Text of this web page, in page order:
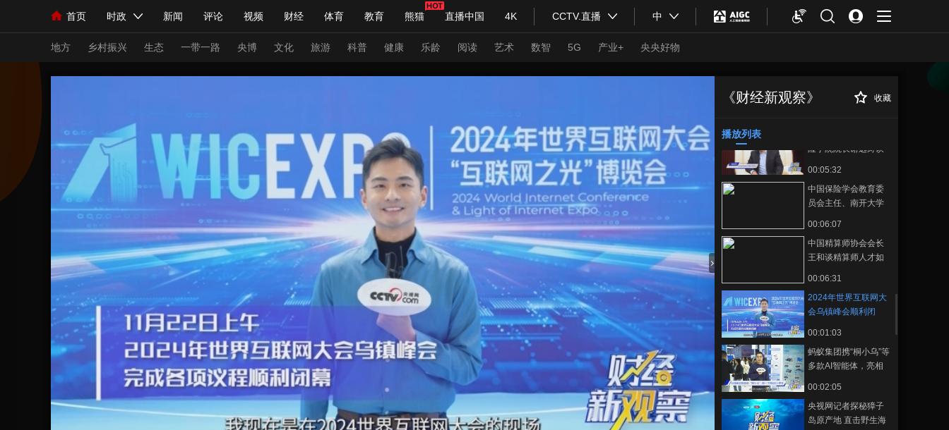
首页 时政 新闻 评论 视频 财经 体育 教育 熊猫 直播中国 4K CCTV.直播 中
人民领袖习近平 联播+ 中国领导人 央视快评 习式妙语 热解读 天天学习
直播 栏目大全 节目单 听音 微视频 主持人 下载央视影音
海外频道 iPanda English Монгол
地方 乡村振兴 生态 一带一路 央博 文化 旅游 科普 健康 乐龄 阅读 艺术 数智 5G 产业+ 央央好物
新闻 国际 评论 经济 军事 科技 法治 文娱 人物 公益 图片
人民领袖习近平 联播+ 热解读 天天学习 习式妙语 央视快评 央视网评 光华锐评 锋面
视频 小央直播 直播中国 熊猫频道 VR/AR 4K专区 全景新闻
前线 比划 快看 蓝海中国 新兵请入列 人生第一次 人生第二次
体育 竞猜 2026年世界杯 2026年冬奥会 CBA NBA 中超 国足 综合体育 亚冬会
VIP会员 CCTV奥林匹克频道 生活体育大会 体育江湖 文化体育 冰雪道路 足球道路
财经 乡村振兴 生态环境 一带一路 央博 非遗 文化 旅游 科普 健康 阅读 数智 5G 产业+
大国智造 大国展会 大国保险 云顶对话 云起 超级工厂 智敬中国 全民健康 颜选攻略 海洋 时尚 天气 才艺 网展 央央好物
《财经新观察》 收藏
播放列表
正在播放
2024年世界互联网
产业全链条的发展与
传播普及金融消保理
份有限公司总精算师
险学院院长谢远涛谈
00:05:32
中国保险学会教育委
员会主任、南开大学
产业如何为乡村振兴
注入新活力
00:06:07
中国精算师协会会长
王和谈精算师人才如
00:06:31
2024年世界互联网大
会乌镇峰会顺利闭
00:01:03
蚂蚁集团携“桐小乌”等
多款AI智能体，亮相
00:02:05
央视网记者探秘獐子
岛原产地 直击野生海